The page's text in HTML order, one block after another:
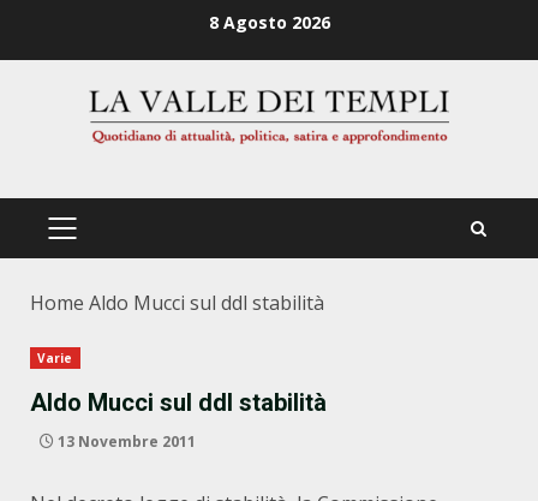
8 Agosto 2026
PRIMÄRES
Home Aldo Mucci sul ddl stabilità
Varie
Aldo Mucci sul ddl stabilità
13 Novembre 2011